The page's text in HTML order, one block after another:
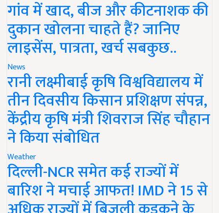
गांव में खाद, बीज और कीटनाशक की
दुकान खोलना चाहते हैं? जानिए
लाइसेंस, पात्रता, खर्च सबकुछ..
News
रानी लक्ष्मीबाई कृषि विश्वविद्यालय में
तीन दिवसीय किसान प्रशिक्षण संपन्न,
केंद्रीय कृषि मंत्री शिवराज सिंह चौहान
ने किया संबोधित
Weather
दिल्ली-NCR समेत कई राज्यों में
बारिश ने मचाई आफत! IMD ने 15 से